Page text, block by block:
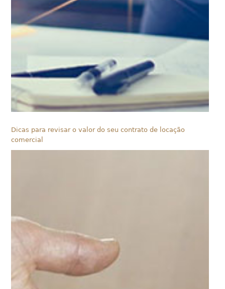
Dicas para revisar o valor do seu contrato de locação
comercial